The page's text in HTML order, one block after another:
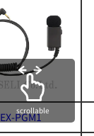
EX-PGM1
scrollable